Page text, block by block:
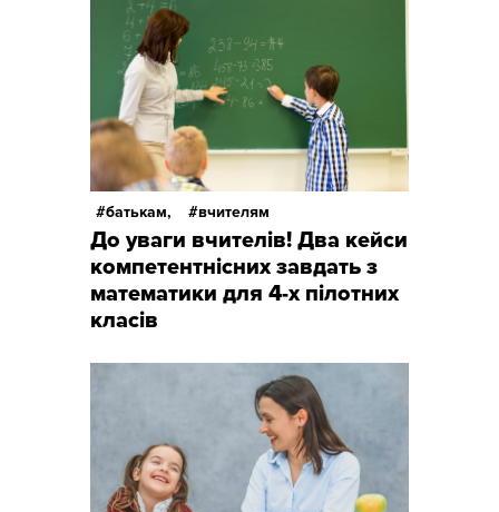
батькам, вчителям
До уваги вчителів! Два кейси
компетентнісних завдать з
математики для 4-х пілотних
класів